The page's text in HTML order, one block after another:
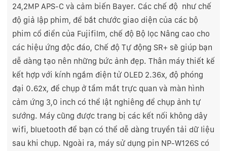
24,2MP APS-C và cảm biến Bayer. Các chế độ như chế
độ giả lập phim, để bắt chước giao diện của các bộ
phim cổ điển của Fujifilm, chế độ Bộ lọc Nâng cao cho
các hiệu ứng độc đáo, Chế độ Tự động SR+ sẽ giúp bạn
dễ dàng tạo nên những bức ảnh đẹp. Thân máy thiết kế
kết hợp với kính ngắm điện tử OLED 2.36x, độ phóng
đại 0.62x, để chụp ở tầm mắt trực quan và màn hình
cảm ứng 3,0 inch có thể lật nghiêng để chụp ảnh tự
sướng. Máy cũng được trang bị các kết nối không dây
wifi, bluetooth để bạn có thể dễ dàng truyền tải dữ liệu
sau khi chụp. Ngoài ra, máy sử dụng pin NP-W126S có